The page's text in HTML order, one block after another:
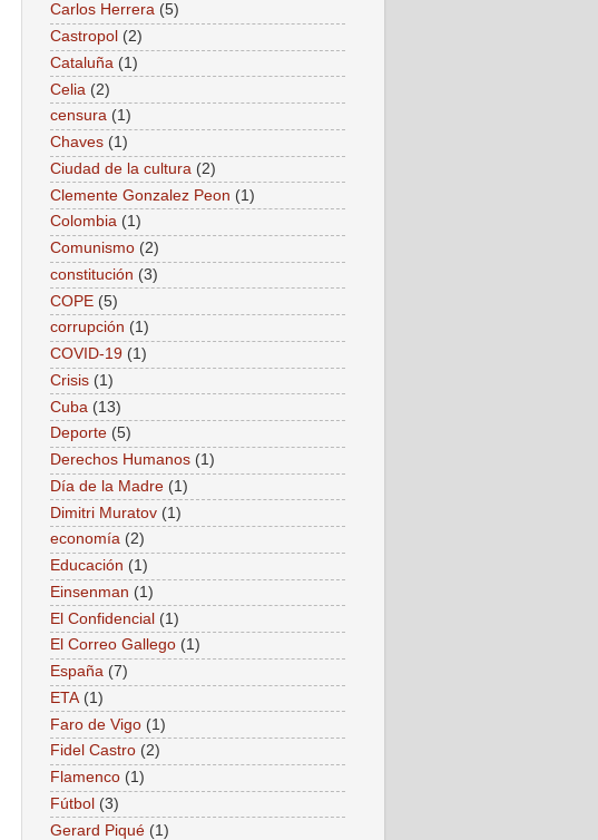
Carlos Herrera (5)
Castropol (2)
Cataluña (1)
Celia (2)
censura (1)
Chaves (1)
Ciudad de la cultura (2)
Clemente Gonzalez Peon (1)
Colombia (1)
Comunismo (2)
constitución (3)
COPE (5)
corrupción (1)
COVID-19 (1)
Crisis (1)
Cuba (13)
Deporte (5)
Derechos Humanos (1)
Día de la Madre (1)
Dimitri Muratov (1)
economía (2)
Educación (1)
Einsenman (1)
El Confidencial (1)
El Correo Gallego (1)
España (7)
ETA (1)
Faro de Vigo (1)
Fidel Castro (2)
Flamenco (1)
Fútbol (3)
Gerard Piqué (1)